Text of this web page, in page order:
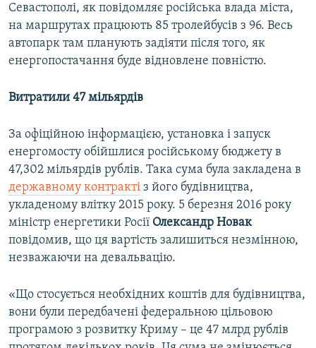
Севастополі, як повідомляє російська влада міста,
на маршрутах працюють 85 тролейбусів з 96. Весь
автопарк там планують задіяти після того, як
енергопостачання буде відновлене повністю.
Витратили 47 мільярдів
За офіційною інформацією, установка і запуск
енергомосту обійшлися російському бюджету в
47,302 мільярдів рублів. Така сума була закладена в
державному контракті з його будівництва,
укладеному влітку 2015 року. 5 березня 2016 року
міністр енергетики Росії Олександр Новак
повідомив, що ця вартість залишиться незмінною,
незважаючи на девальвацію.
«Що стосується необхідних коштів для будівництва,
вони були передбачені федеральною цільовою
програмою з розвитку Криму – це 47 млрд рублів